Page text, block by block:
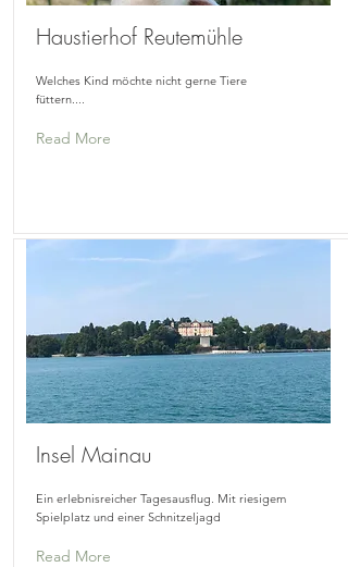
Haustierhof Reutemühle
Welches Kind möchte nicht gerne Tiere
füttern....
Read More
Insel Mainau
Ein erlebnisreicher Tagesausflug. Mit riesigem
Spielplatz und einer Schnitzeljagd
Read More